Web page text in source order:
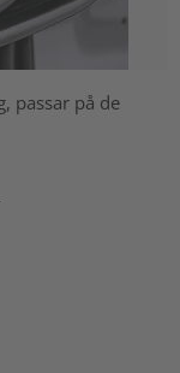
passar på de